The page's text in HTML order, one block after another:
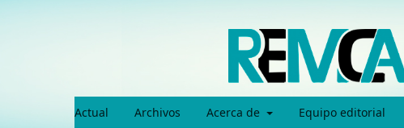
Actual Archivos Acerca de Equipo editorial